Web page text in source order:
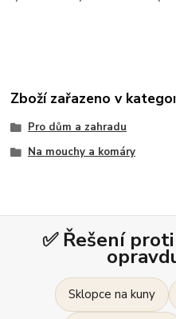
Zboží zařazeno v
Pro dům a zahradu
Na mouchy a komáry
✅ Řešení
Sklopce na kuny